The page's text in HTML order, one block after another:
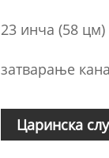
23 инча (58
затварање
Царинска